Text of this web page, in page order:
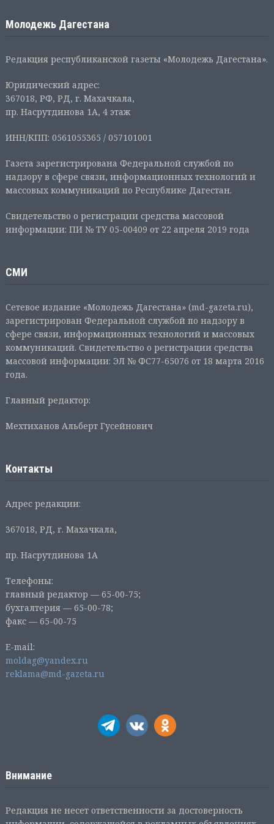
Молодежь Дагестана
Редакция республиканской газеты «Молодежь Дагестана».
Юридический адрес:
367018, РФ, РД, г. Махачкала,
пр. Насрутдинова 1А, 4 этаж
ИНН/КПП: 0561055365 / 057101001
Газета зарегистрирована Федеральной службой по
надзору в сфере связи, информационных технологий и
массовых коммуникаций по Республике Дагестан.
Свидетельство о регистрации средства массовой
информации: ПИ № ТУ 05-00409 от 22 апреля 2019 года
СМИ
Сетевое издание «Молодежь Дагестана» (md-gazeta.ru),
зарегистрирован Федеральной службой по надзору в
сфере связи, информационных технологий и массовых
коммуникаций. Свидетельство о регистрации средства
массовой информации: ЭЛ № ФС77-65076 от 18 марта 2016
года.
Главный редактор:
Мехтиханов Альберт Гусейнович
Контакты
Адрес редакции:
367018, РД, г. Махачкала,
пр. Насрутдинова 1А
Телефоны:
главный редактор — 65-00-75;
бухгалтерия — 65-00-78;
факс — 65-00-75
E-mail:
moldag@yandex.ru
reklama@md-gazeta.ru
Внимание
Редакция не несет ответственности за достоверность